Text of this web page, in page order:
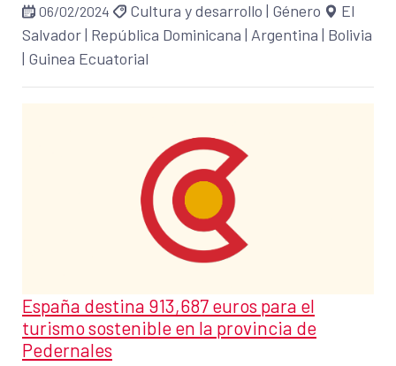
06/02/2024 Cultura y desarrollo | Género
El
Salvador| República Dominicana | Argentina | Bolivia
| Guinea Ecuatorial
España destina 913,687 euros para el
turismo sostenible en la provincia de
Pedernales